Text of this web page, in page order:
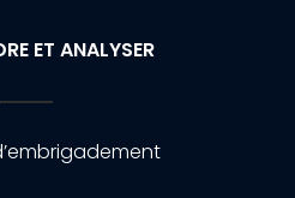
ET ANALYSER